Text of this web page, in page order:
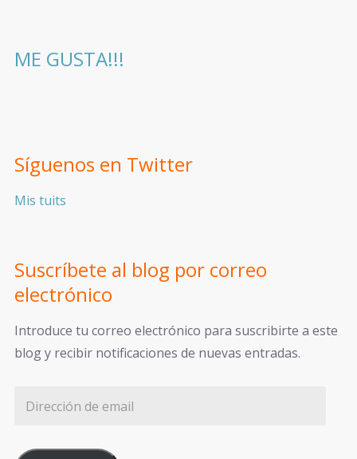
ME GUSTA!!!
Síguenos en Twitter
Mis tuits
Suscríbete al blog por correo
electrónico
Introduce tu correo electrónico para suscribirte a este
blog y recibir notificaciones de nuevas entradas.